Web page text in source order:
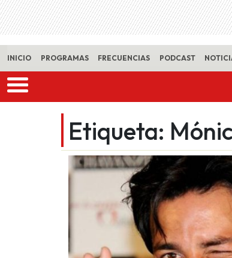
INICIO PROGRAMAS FRECUENCIAS PODCAST
Etiqueta: